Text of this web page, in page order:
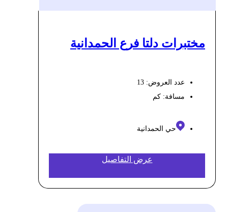
مختبرات دلتا فرع الحمدانية
عدد العروض: 13
مسافة:كم
حي الحمدانية
عرض التفاصيل